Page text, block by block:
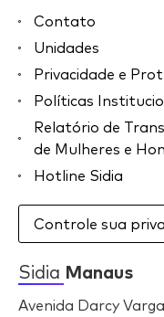
Contato
Unidades
Privacidade e
Políticas
Relatório de
de Mulheres e
Hotline Sidia
Controle sua
Sidia Manaus
Avenida Darcy